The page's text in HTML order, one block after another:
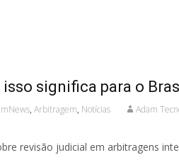
significa para o
, Arbitragem, Notícias Adam
revisão judicial em arbitragens